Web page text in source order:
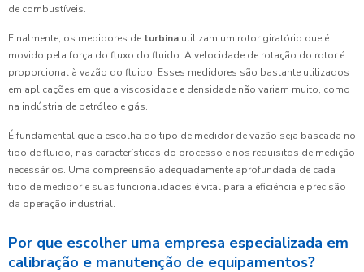
de combustíveis.
Finalmente, os medidores de turbina utilizam um rotor giratório que é
movido pela força do fluxo do fluido. A velocidade de rotação do rotor é
proporcional à vazão do fluido. Esses medidores são bastante utilizados
em aplicações em que a viscosidade e densidade não variam muito, como
na indústria de petróleo e gás.
É fundamental que a escolha do tipo de medidor de vazão seja baseada no
tipo de fluido, nas características do processo e nos requisitos de medição
necessários. Uma compreensão adequadamente aprofundada de cada
tipo de medidor e suas funcionalidades é vital para a eficiência e precisão
da operação industrial.
Por que escolher uma empresa especializada em
calibração e manutenção de equipamentos?